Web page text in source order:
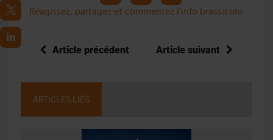
Réagissez, partagez et commentez l’info brassicole.
Article précédent Article suivant
ARTICLES LIÉS